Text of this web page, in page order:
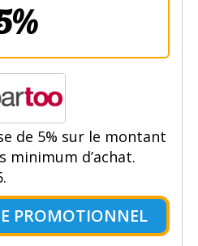
de 5% sur le montant
minimum d’achat.
PROMOTIONNEL